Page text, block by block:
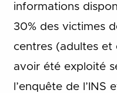
informations
30% des victimes
centres (adultes
avoir été exploité
l’enquête de l’INS